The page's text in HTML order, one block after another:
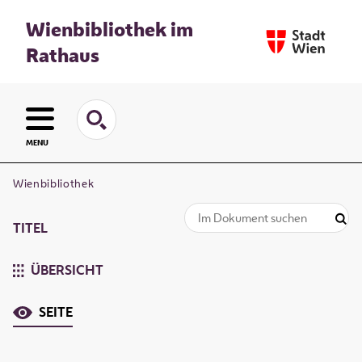
Wienbibliothek im
Rathaus
MENU
Wienbibliothek
TITEL
ÜBERSICHT
SEITE